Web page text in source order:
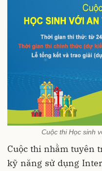
Cuộc thi Học sinh
Cuộc thi nhằm tuyên
kỹ năng sử dụng